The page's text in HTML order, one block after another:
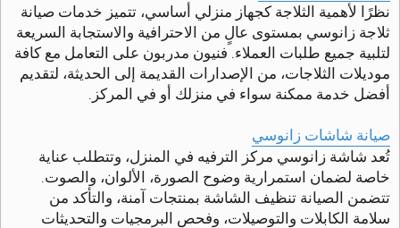
نظرًا لأهمية الثلاجة كجهاز منزلي أساسي، تتميز خدمات صيانة
ثلاجة زانوسي بمستوى عالٍ من الاحترافية والاستجابة السريعة
لتلبية جميع طلبات العملاء. فنيون مدربون على التعامل مع كافة
موديلات الثلاجات، من الإصدارات القديمة إلى الحديثة، لتقديم
أفضل خدمة ممكنة سواء في منزلك أو في المركز.
صيانة شاشات زانوسي
تُعد شاشة زانوسي مركز الترفيه في المنزل، وتتطلب عناية
خاصة لضمان استمرارية وضوح الصورة، الألوان، والصوت.
تتضمن الصيانة تنظيف الشاشة بمنتجات آمنة، والتأكد من
سلامة الكابلات والتوصيلات، وفحص البرمجيات والتحديثات